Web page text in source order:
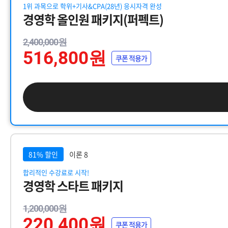
1위 과목으로 학위+기사&CPA(28년) 응시자격 완성
경영학 올인원 패키지(퍼펙트)
2,400,000원
516,800원 쿠폰 적용가
81% 할인 이론 8
합리적인 수강료로 시작!
경영학 스타트 패키지
1,200,000원
쿠폰 적용가